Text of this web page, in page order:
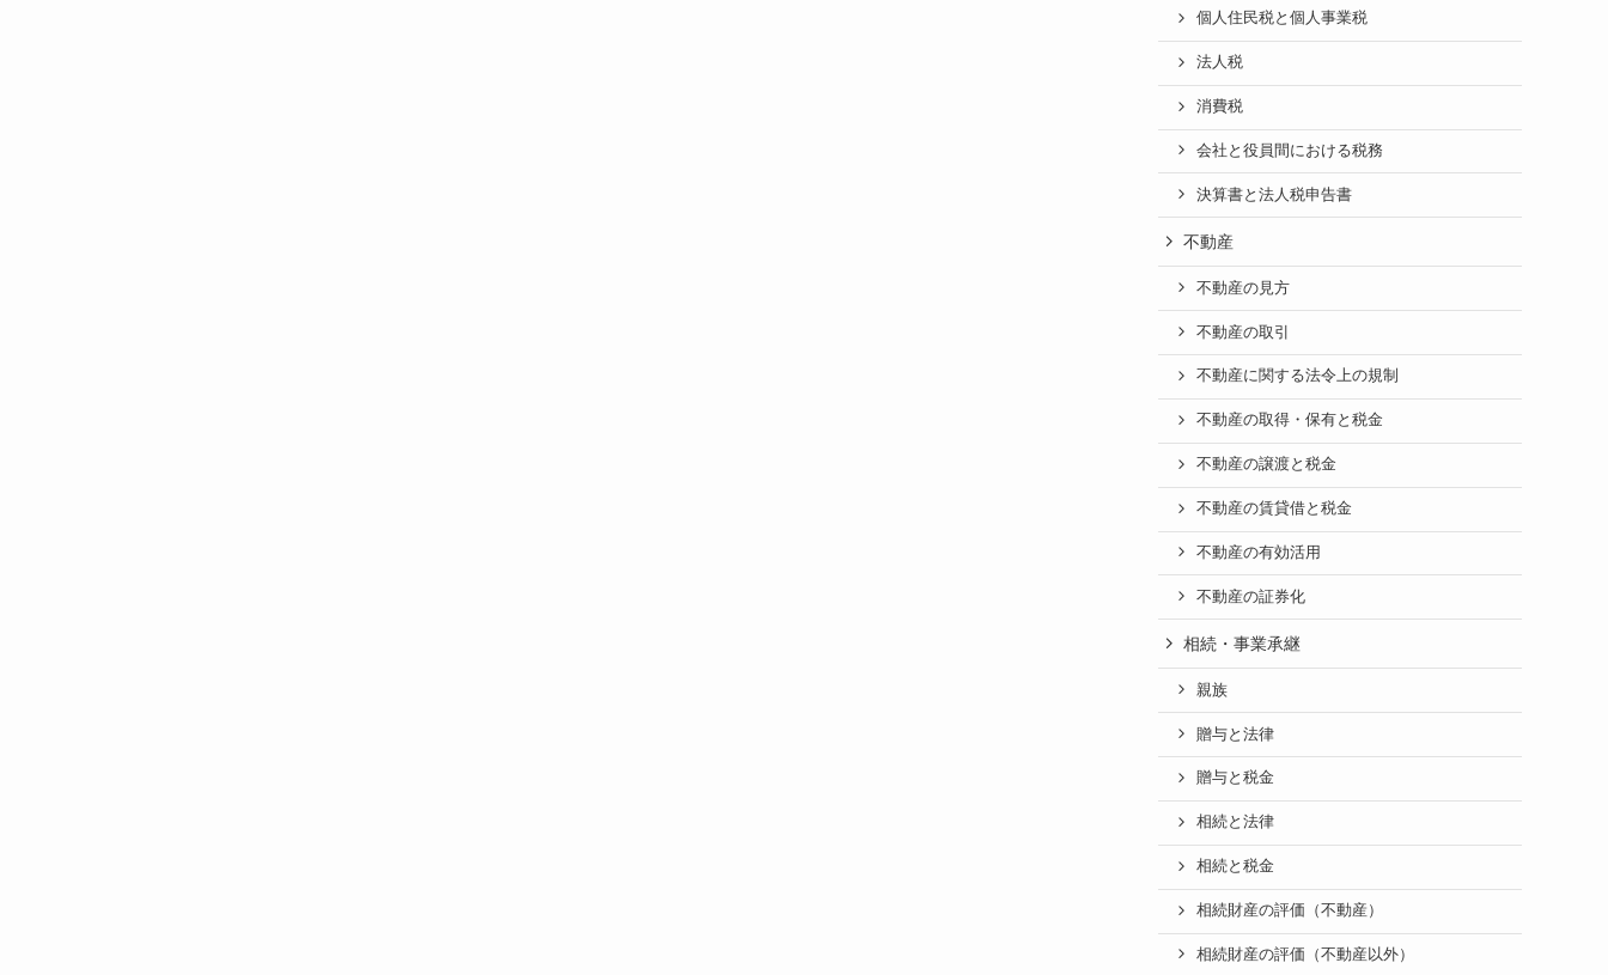
個人住民税と個人事業税
法人税
消費税
会社と役員間における税務
決算書と法人税申告書
不動産
不動産の見方
不動産の取引
不動産に関する法令上の規制
不動産の取得・保有と税金
不動産の譲渡と税金
不動産の賃貸借と税金
不動産の有効活用
不動産の証券化
相続・事業承継
親族
贈与と法律
贈与と税金
相続と法律
相続と税金
相続財産の評価（不動産）
相続財産の評価（不動産以外）